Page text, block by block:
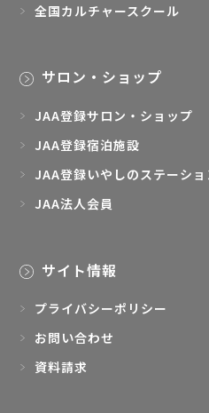
全国カルチャースクール
サロン・ショップ
JAA登録サロン・ショップ
JAA登録宿泊施設
JAA登録いやしのステーショ
JAA法人会員
サイト情報
プライバシーポリシー
お問い合わせ
資料請求